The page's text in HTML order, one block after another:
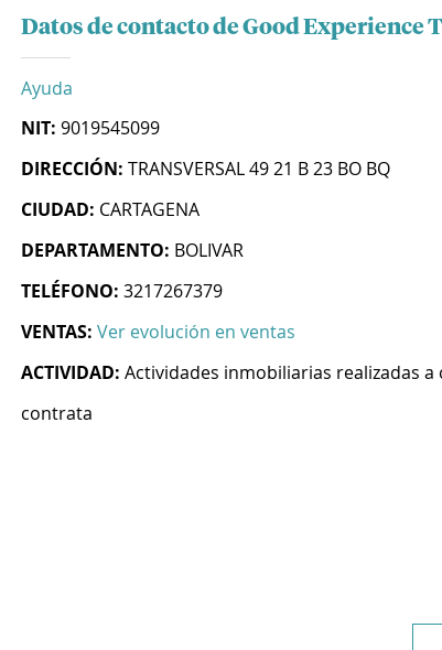
Datos de contacto de Good Experience
Ayuda
NIT: 9019545099
DIRECCIÓN: TRANSVERSAL 49 21 B 23 BO BQ
CIUDAD: CARTAGENA
DEPARTAMENTO: BOLIVAR
TELÉFONO: 3217267379
VENTAS: Ver evolución en ventas
ACTIVIDAD: Actividades inmobiliarias realizadas
contrata